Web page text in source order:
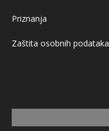
Priznanja
Zaštita osobnih podataka